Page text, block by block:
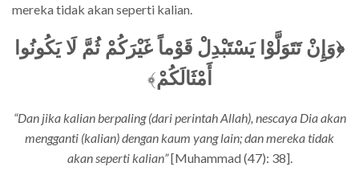
mereka tidak akan seperti kalian.
﴿وَإِنْ تَتَوَلَّوْا يَسْتَبْدِلْ قَوْماً غَيْرَكُمْ ثُمَّ لَا يَكُونُوا
أَمْثَالَكُمْ﴾
“Dan jika kalian berpaling (dari perintah Allah), nescaya Dia akan
mengganti (kalian) dengan kaum yang lain; dan mereka tidak
akan seperti kalian”[Muhammad (47): 38].